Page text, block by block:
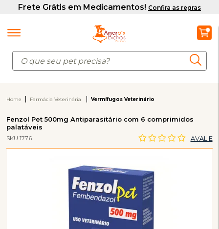
Home Farmácia Veterinária Vermífugos Veterinário
Fenzol Pet 500mg Antiparasitário com 6 comprimidos
palatáveis
SKU 1776 AVALIE